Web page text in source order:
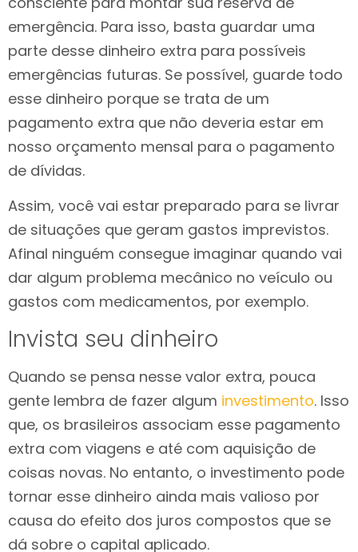
emergência. Para isso, basta guardar uma
parte desse dinheiro extra para possíveis
emergências futuras. Se possível, guarde todo
esse dinheiro porque se trata de um
pagamento extra que não deveria estar em
nosso orçamento mensal para o pagamento
de dívidas.
Assim, você vai estar preparado para se livrar
de situações que geram gastos imprevistos.
Afinal ninguém consegue imaginar quando vai
dar algum problema mecânico no veículo ou
gastos com medicamentos, por exemplo.
Invista seu dinheiro
Quando se pensa nesse valor extra, pouca
gente lembra de fazer algum investimento. Isso
que, os brasileiros associam esse pagamento
extra com viagens e até com aquisição de
coisas novas. No entanto, o investimento pode
tornar esse dinheiro ainda mais valioso por
causa do efeito dos juros compostos que se
dá sobre o capital aplicado.